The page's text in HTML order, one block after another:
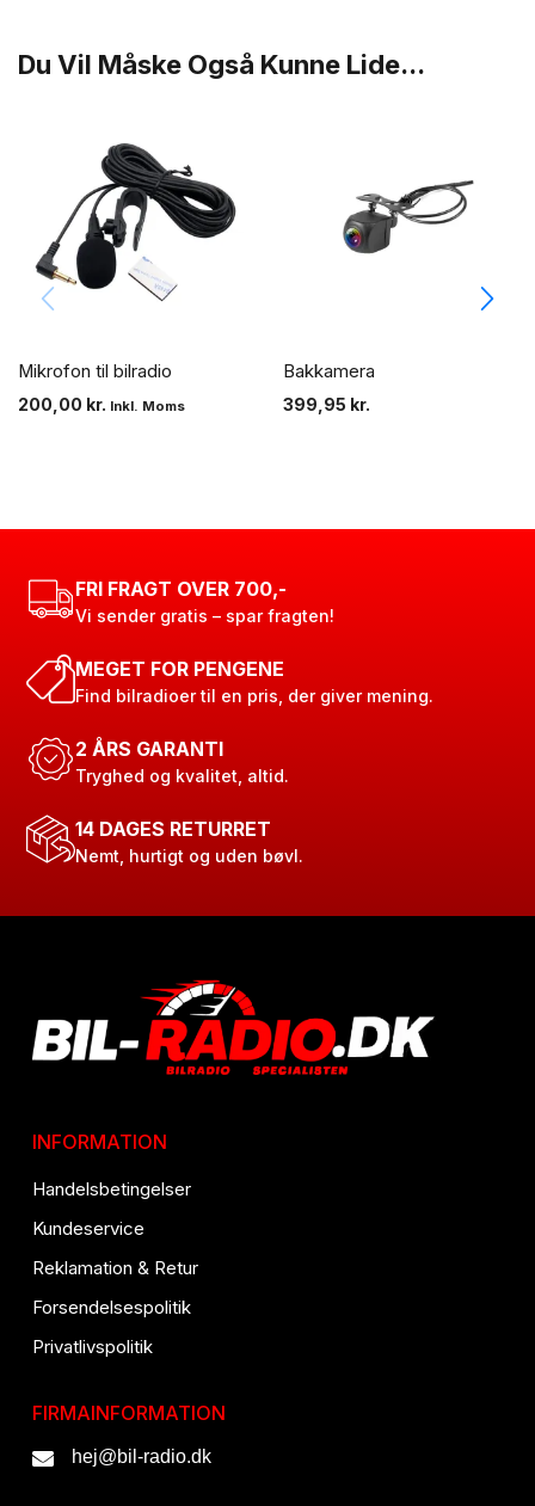
Du Vil Måske Også Kunne Lide...
Mikrofon til bilradio
200,00 kr. Inkl. Moms
Bakkamera
399,95 kr.
FRI FRAGT OVER 700,-
Vi sender gratis – spar fragten!
MEGET FOR PENGENE
Find bilradioer til en pris, der giver mening.
2 ÅRS GARANTI
Tryghed og kvalitet, altid.
14 DAGES RETURRET
Nemt, hurtigt og uden bøvl.
INFORMATION
Handelsbetingelser
Kundeservice
Reklamation & Retur
Forsendelsespolitik
Privatlivspolitik
FIRMAINFORMATION
hej@bil-radio.dk